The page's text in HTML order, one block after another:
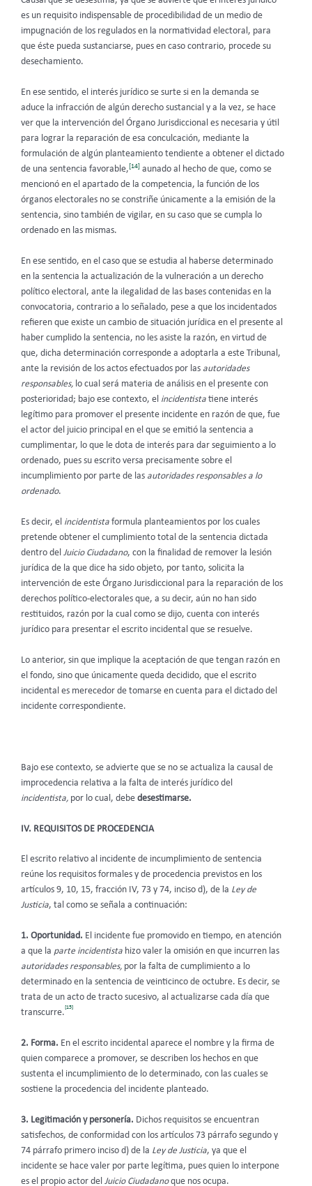
es un requisito indispensable de procedibilidad de un medio de
impugnación de los regulados en la normatividad electoral, para
que éste pueda sustanciarse, pues en caso contrario, procede su
desechamiento.
En ese sentido, el interés jurídico se surte si en la demanda se
aduce la infracción de algún derecho sustancial y a la vez, se hace
ver que la intervención del Órgano Jurisdiccional es necesaria y útil
para lograr la reparación de esa conculcación, mediante la
formulación de algún planteamiento tendiente a obtener el dictado
de una sentencia favorable,[14] aunado al hecho de que, como se
mencionó en el apartado de la competencia, la función de los
órganos electorales no se constriñe únicamente a la emisión de la
sentencia, sino también de vigilar, en su caso que se cumpla lo
ordenado en las mismas.
En ese sentido, en el caso que se estudia al haberse determinado
en la sentencia la actualización de la vulneración a un derecho
político electoral, ante la ilegalidad de las bases contenidas en la
convocatoria, contrario a lo señalado, pese a que los incidentados
refieren que existe un cambio de situación jurídica en el presente al
haber cumplido la sentencia, no les asiste la razón, en virtud de
que, dicha determinación corresponde a adoptarla a este Tribunal,
ante la revisión de los actos efectuados por las autoridades
responsables, lo cual será materia de análisis en el presente con
posterioridad; bajo ese contexto, el incidentista tiene interés
legítimo para promover el presente incidente en razón de que, fue
el actor del juicio principal en el que se emitió la sentencia a
cumplimentar, lo que le dota de interés para dar seguimiento a lo
ordenado, pues su escrito versa precisamente sobre el
incumplimiento por parte de las autoridades responsables a lo
ordenado.
Es decir, el incidentista formula planteamientos por los cuales
pretende obtener el cumplimiento total de la sentencia dictada
dentro del Juicio Ciudadano, con la finalidad de remover la lesión
jurídica de la que dice ha sido objeto, por tanto, solicita la
intervención de este Órgano Jurisdiccional para la reparación de los
derechos político-electorales que, a su decir, aún no han sido
restituidos, razón por la cual como se dijo, cuenta con interés
jurídico para presentar el escrito incidental que se resuelve.
Lo anterior, sin que implique la aceptación de que tengan razón en
el fondo, sino que únicamente queda decidido, que el escrito
incidental es merecedor de tomarse en cuenta para el dictado del
incidente correspondiente.
Bajo ese contexto, se advierte que se no se actualiza la causal de
improcedencia relativa a la falta de interés jurídico del
incidentista, por lo cual, debe desestimarse.
IV. REQUISITOS DE PROCEDENCIA
El escrito relativo al incidente de incumplimiento de sentencia
reúne los requisitos formales y de procedencia previstos en los
artículos 9, 10, 15, fracción IV, 73 y 74, inciso d), de la Ley de
Justicia, tal como se señala a continuación:
1. Oportunidad. El incidente fue promovido en tiempo, en atención
a que la parte incidentista hizo valer la omisión en que incurren las
autoridades responsables, por la falta de cumplimiento a lo
determinado en la sentencia de veinticinco de octubre. Es decir, se
trata de un acto de tracto sucesivo, al actualizarse cada día que
transcurre.
[15]
2. Forma. En el escrito incidental aparece el nombre y la firma de
quien comparece a promover, se describen los hechos en que
sustenta el incumplimiento de lo determinado, con las cuales se
sostiene la procedencia del incidente planteado.
3. Legitimación y personería. Dichos requisitos se encuentran
satisfechos, de conformidad con los artículos 73 párrafo segundo y
74 párrafo primero inciso d) de la Ley de Justicia, ya que el
incidente se hace valer por parte legítima, pues quien lo interpone
es el propio actor del Juicio Ciudadanoque nos ocupa.